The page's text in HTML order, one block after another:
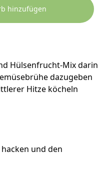
hinzufügen
Hülsenfrucht-Mix darin
dazugeben
Hitze köcheln
und den